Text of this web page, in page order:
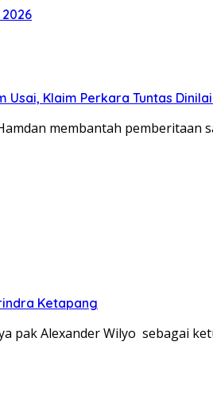
Usai, Klaim Perkara Tuntas
membantah pemberitaan
Ketapang
pak Alexander Wilyo sebagai